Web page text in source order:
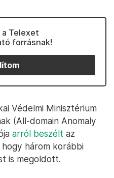
Telexet
forrásnak!
Védelmi Minisztérium
(All-domain Anomaly
arról beszélt az
hogy három korábbi
is megoldott.